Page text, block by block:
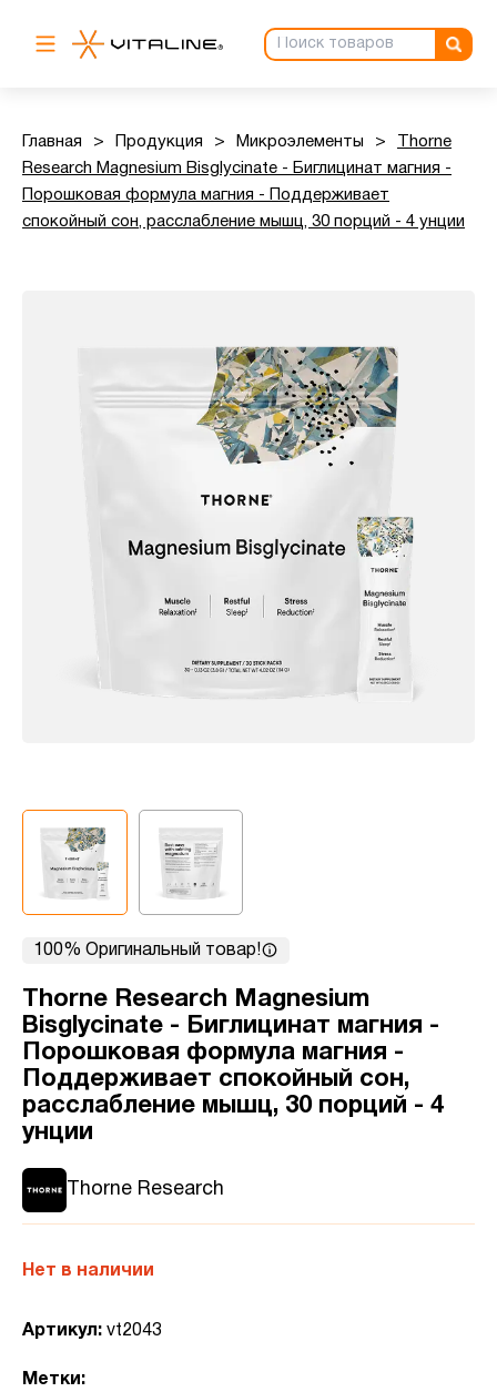
Главная > Продукция > Микроэлементы >
Thorne
Research Magnesium Bisglycinate - Биглицинат магния -
Порошковая формула магния - Поддерживает
спокойный сон, расслабление мышц, 30 порций - 4 унции
100% Оригинальный товар!
Thorne Research Magnesium
Bisglycinate - Биглицинат магния -
Порошковая формула магния -
Поддерживает спокойный сон,
расслабление мышц, 30 порций - 4
унции
Thorne Research
Нет в наличии
Артикул: vt2043
Метки: